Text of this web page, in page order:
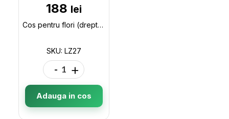
188 lei
Cos pentru flori (dreptunghiular-ata) LZ27
SKU: LZ27
- +
Adauga in cos